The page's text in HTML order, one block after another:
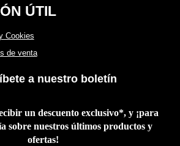
ÚTIL
Cookies
de venta
a nuestro boletín
un descuento exclusivo*, y ¡para
sobre nuestros últimos productos y
ofertas!